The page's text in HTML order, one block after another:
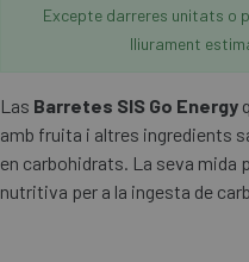
Excepte darreres unitats o
lliurament
Las Barretes SIS Go Energy
amb fruita i altres ingredients
en carbohidrats. La seva mida
nutritiva per a la ingesta de